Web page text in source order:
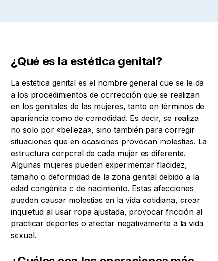
¿Qué es la estética genital?
La estética genital es el nombre general que se le da
a los procedimientos de corrección que se realizan
en los genitales de las mujeres, tanto en términos de
apariencia como de comodidad. Es decir, se realiza
no solo por «belleza», sino también para corregir
situaciones que en ocasiones provocan molestias. La
estructura corporal de cada mujer es diferente.
Algunas mujeres pueden experimentar flacidez,
tamaño o deformidad de la zona genital debido a la
edad congénita o de nacimiento. Estas afecciones
pueden causar molestias en la vida cotidiana, crear
inquietud al usar ropa ajustada, provocar fricción al
practicar deportes o afectar negativamente a la vida
sexual.